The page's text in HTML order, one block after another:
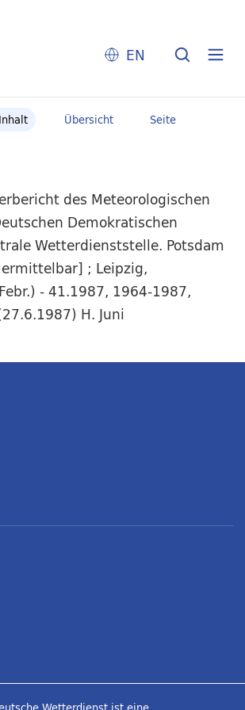
EN
Inhalt Übersicht Seite
des Meteorologischen
Demokratischen
Wetterdienststelle. Potsdam
; Leipzig,
- 41.1987, 1964-1987,
H. Juni